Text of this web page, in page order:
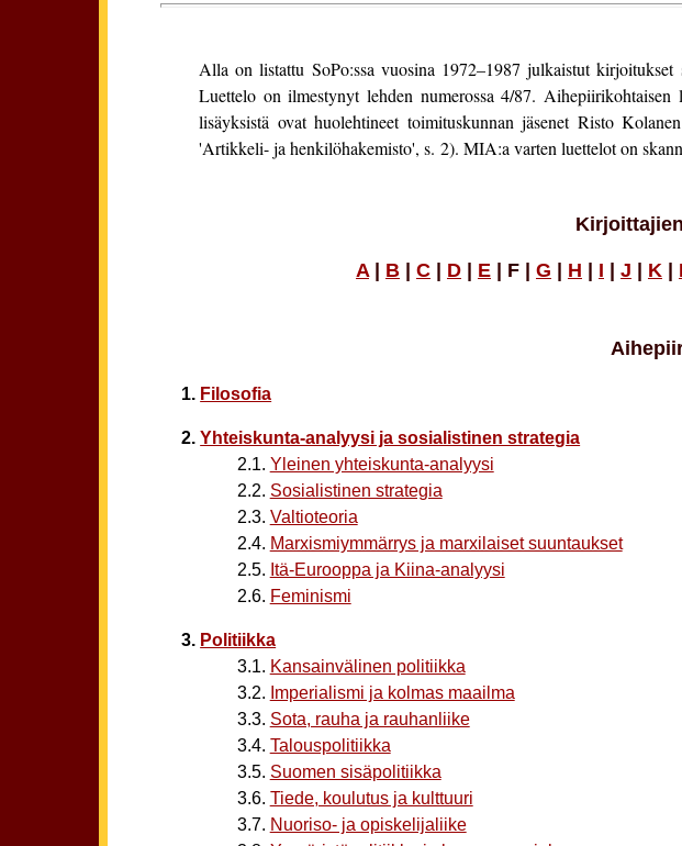
Alla on listattu SoPo:ssa vuosina 1972–1987 julkaistut
Luettelo on ilmestynyt lehden numerossa 4/87.
lisäyksistä ovat huolehtineet toimituskunnan jäsenet Risto
'Artikkeli- ja henkilöhakemisto', s. 2). MIA:a varten luettelot on
A | B | C | D | E | F | G | H | I | J | K |
1. Filosofia
2.Yhteiskunta-analyysi ja sosialistinen strategia
2.1. Yleinen yhteiskunta-analyysi
2.2. Sosialistinen strategia
2.3. Valtioteoria
2.4. Marxismiymmärrys ja marxilaiset suuntaukset
2.5. Itä-Eurooppa ja Kiina-analyysi
2.6. Feminismi
3. Politiikka
3.1. Kansainvälinen politiikka
3.2. Imperialismi ja kolmas maailma
3.3. Sota, rauha ja rauhanliike
3.4. Talouspolitiikka
3.5. Suomen sisäpolitiikka
3.6. Tiede, koulutus ja kulttuuri
3.7. Nuoriso- ja opiskelijaliike